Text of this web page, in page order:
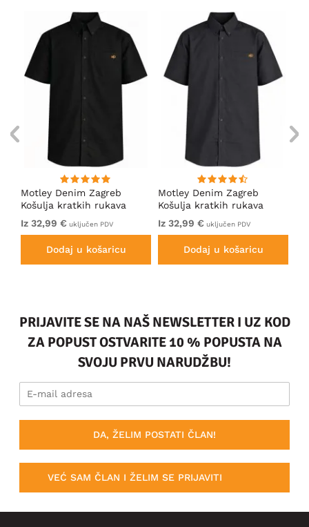
Motley Denim Zagreb
Košulja kratkih rukava
Crna
Iz 32,99 € uključen PDV
Dodaj u košaricu
Motley Denim Zagreb
Košulja kratkih rukava
Antracit
Iz 32,99 € uključen PDV
Dodaj u košaricu
PRIJAVITE SE NA NAŠ NEWSLETTER I UZ KOD
ZA POPUST OSTVARITE 10 % POPUSTA NA
SVOJU PRVU NARUDŽBU!
DA, ŽELIM POSTATI ČLAN!
VEĆ SAM ČLAN I ŽELIM SE PRIJAVITI